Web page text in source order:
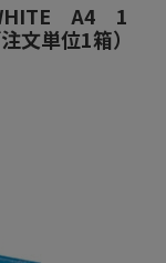
A4 1
単位1箱）